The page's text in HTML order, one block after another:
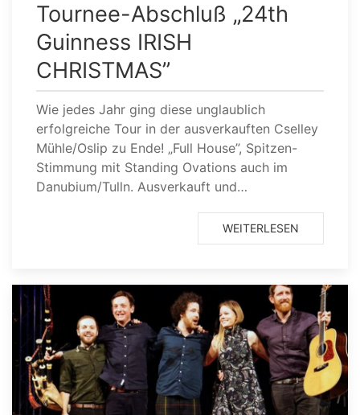
Tournee-Abschluß „24th
Guinness IRISH
CHRISTMAS”
Wie jedes Jahr ging diese unglaublich
erfolgreiche Tour in der ausverkauften Cselley
Mühle/Oslip zu Ende! „Full House”, Spitzen-
Stimmung mit Standing Ovations auch im
Danubium/Tulln. Ausverkauft und…
WEITERLESEN